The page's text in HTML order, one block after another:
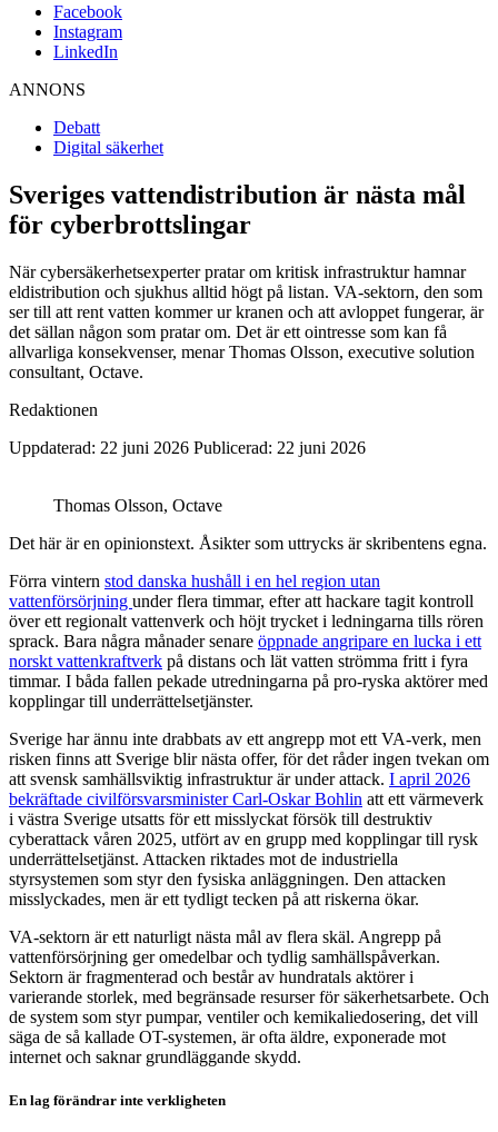
Facebook
Instagram
LinkedIn
ANNONS
Debatt
Digital säkerhet
Sveriges vattendistribution är nästa mål
för cyberbrottslingar
När cybersäkerhetsexperter pratar om kritisk infrastruktur hamnar
eldistribution och sjukhus alltid högt på listan. VA-sektorn, den som
ser till att rent vatten kommer ur kranen och att avloppet fungerar, är
det sällan någon som pratar om. Det är ett ointresse som kan få
allvarliga konsekvenser, menar Thomas Olsson, executive solution
consultant, Octave.
Redaktionen
Uppdaterad: 22 juni 2026 Publicerad: 22 juni 2026
Thomas Olsson, Octave
Det här är en opinionstext. Åsikter som uttrycks är skribentens egna.
Förra vintern stod danska hushåll i en hel region utan
vattenförsörjning under flera timmar, efter att hackare tagit kontroll
över ett regionalt vattenverk och höjt trycket i ledningarna tills rören
sprack. Bara några månader senare öppnade angripare en lucka i ett
norskt vattenkraftverk på distans och lät vatten strömma fritt i fyra
timmar. I båda fallen pekade utredningarna på pro-ryska aktörer med
kopplingar till underrättelsetjänster.
Sverige har ännu inte drabbats av ett angrepp mot ett VA-verk, men
risken finns att Sverige blir nästa offer, för det råder ingen tvekan om
att svensk samhällsviktig infrastruktur är under attack. I april 2026
bekräftade civilförsvarsminister Carl-Oskar Bohlin att ett värmeverk
i västra Sverige utsatts för ett misslyckat försök till destruktiv
cyberattack våren 2025, utfört av en grupp med kopplingar till rysk
underrättelsetjänst. Attacken riktades mot de industriella
styrsystemen som styr den fysiska anläggningen. Den attacken
misslyckades, men är ett tydligt tecken på att riskerna ökar.
VA-sektorn är ett naturligt nästa mål av flera skäl. Angrepp på
vattenförsörjning ger omedelbar och tydlig samhällspåverkan.
Sektorn är fragmenterad och består av hundratals aktörer i
varierande storlek, med begränsade resurser för säkerhetsarbete. Och
de system som styr pumpar, ventiler och kemikaliedosering, det vill
säga de så kallade OT-systemen, är ofta äldre, exponerade mot
internet och saknar grundläggande skydd.
En lag förändrar inte verkligheten